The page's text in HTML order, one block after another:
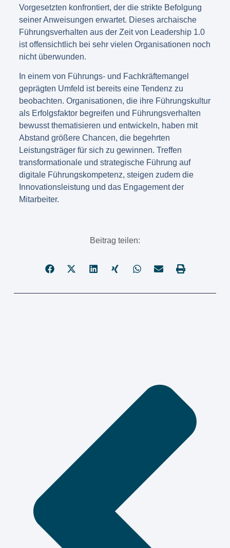
Vorgesetzten konfrontiert, der die strikte Befolgung
seiner Anweisungen erwartet. Dieses archaische
Führungsverhalten aus der Zeit von Leadership 1.0
ist offensichtlich bei sehr vielen Organisationen noch
nicht überwunden.
In einem von Führungs- und Fachkräftemangel
geprägten Umfeld ist bereits eine Tendenz zu
beobachten. Organisationen, die ihre Führungskultur
als Erfolgsfaktor begreifen und Führungsverhalten
bewusst thematisieren und entwickeln, haben mit
Abstand größere Chancen, die begehrten
Leistungsträger für sich zu gewinnen. Treffen
transformationale und strategische Führung auf
digitale Führungskompetenz, steigen zudem die
Innovationsleistung und das Engagement der
Mitarbeiter.
Beitrag teilen: